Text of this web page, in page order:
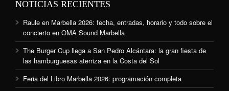
NOTICIAS RECIENTES
Raule en Marbella 2026: fecha, entradas, horario y todo sobre el
concierto en OMA Sound Marbella
The Burger Cup llega a San Pedro Alcántara: la gran fiesta de
las hamburguesas aterriza en la Costa del Sol
Feria del Libro Marbella 2026: programación completa